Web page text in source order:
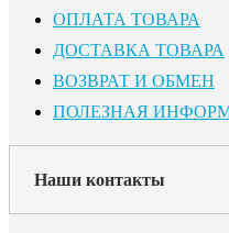
ОПЛАТА ТОВАРА
ДОСТАВКА ТОВАРА
ВОЗВРАТ И ОБМЕН
ПОЛЕЗНАЯ
Наши контакты